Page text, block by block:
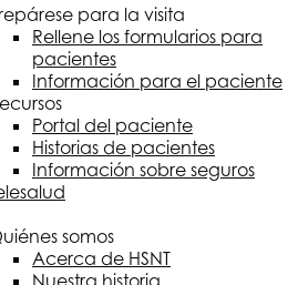
para la visita
Rellene los formularios para
pacientes
Información para el paciente
Portal del paciente
Historias de pacientes
Información sobre seguros
somos
Acerca de HSNT
Nuestra historia